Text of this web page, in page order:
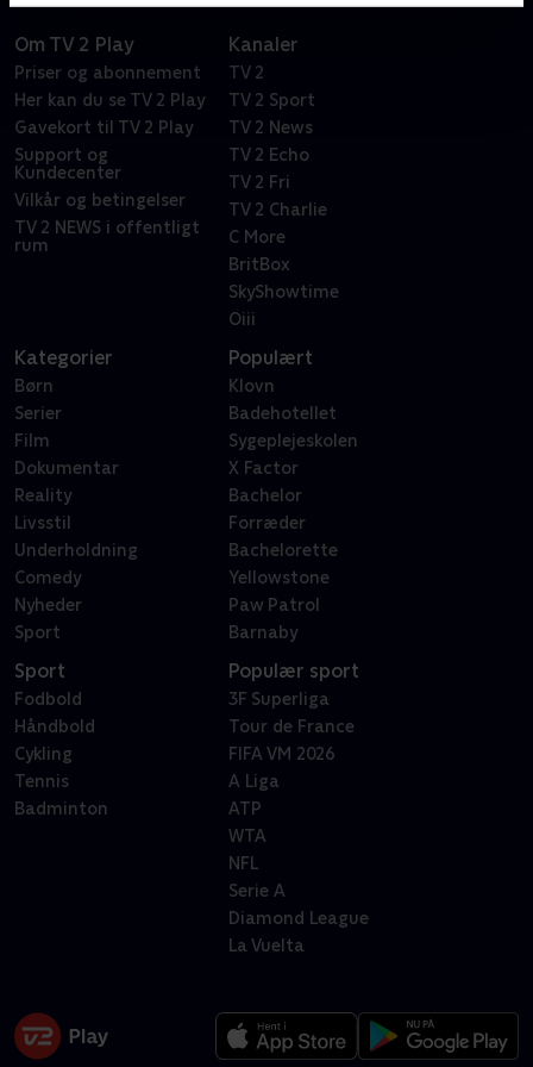
Om TV 2 Play
Priser og abonnement
Her kan du se TV 2 Play
Gavekort til TV 2 Play
Support og
Kundecenter
Vilkår og betingelser
TV 2 NEWS i offentligt
rum
Kanaler
TV 2
TV 2 Sport
TV 2 News
TV 2 Echo
TV 2 Fri
TV 2 Charlie
C More
BritBox
SkyShowtime
Oiii
Kategorier
Børn
Serier
Film
Dokumentar
Reality
Livsstil
Underholdning
Comedy
Nyheder
Sport
Populært
Klovn
Badehotellet
Sygeplejeskolen
X Factor
Bachelor
Forræder
Bachelorette
Yellowstone
Paw Patrol
Barnaby
Sport
Fodbold
Håndbold
Cykling
Tennis
Badminton
Populær sport
3F Superliga
Tour de France
FIFA VM 2026
A Liga
ATP
WTA
NFL
Serie A
Diamond League
La Vuelta